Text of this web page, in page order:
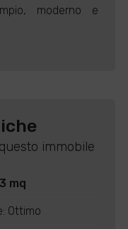
moderno e
immobile
mq
Ottimo